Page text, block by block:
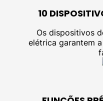
10
Os dispositivos
elétrica garantem